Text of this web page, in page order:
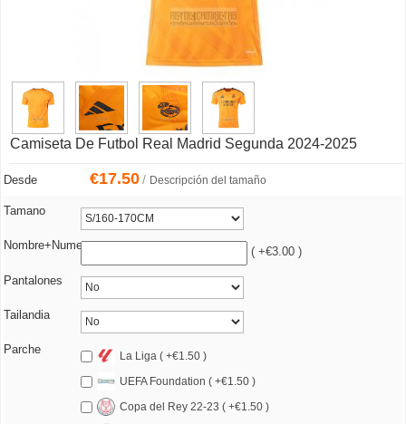
Camiseta De Futbol Real Madrid Segunda 2024-2025
Desde €17.50/ Descripción del tamaño
Tamano
Nombre+Numero ( +€3.00 )
Pantalones
Tailandia
Parche
La Liga ( +€1.50 )
UEFA Foundation ( +€1.50 )
Copa del Rey 22-23 ( +€1.50 )